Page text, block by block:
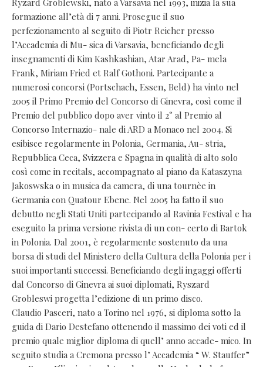
Ryzard Groblewski, nato a Varsavia nel 1993, inizia la sua
formazione all’età di 7 anni. Prosegue il suo
perfezionamento al seguito di Piotr Reicher presso
l’Accademia di Mu- sica di Varsavia, beneficiando degli
insegnamenti di Kim Kashkashian, Atar Arad, Pa- mela
Frank, Miriam Fried et Ralf Gothoni. Partecipante a
numerosi concorsi (Portschach, Essen, Beld) ha vinto nel
2005 il Primo Premio del Concorso di Ginevra, così come il
Premio del pubblico dopo aver vinto il 2° al Premio al
Concorso Internazio- nale di ARD a Monaco nel 2004. Si
esibisce regolarmente in Polonia, Germania, Au- stria,
Repubblica Ceca, Svizzera e Spagna in qualità di alto solo
così come in recitals, accompagnato al piano da Kataszyna
Jakoswska o in musica da camera, di una tournèe in
Germania con Quatour Ebene. Nel 2005 ha fatto il suo
debutto negli Stati Uniti partecipando al Ravinia Festival e ha
eseguito la prima versione rivista di un con- certo di Bartok
in Polonia. Dal 2001, è regolarmente sostenuto da una
borsa di studi del Ministero della Cultura della Polonia per i
suoi importanti successi. Beneficiando degli ingaggi offerti
dal Concorso di Ginevra ai suoi diplomati, Ryszard
Grobleswi progetta l’edizione di un primo disco.
Claudio Pasceri, nato a Torino nel 1976, si diploma sotto la
guida di Dario Destefano ottenendo il massimo dei voti ed il
premio quale miglior diploma di quell’ anno accade- mico. In
seguito studia a Cremona presso l’ Accademia “ W. Stauffer”